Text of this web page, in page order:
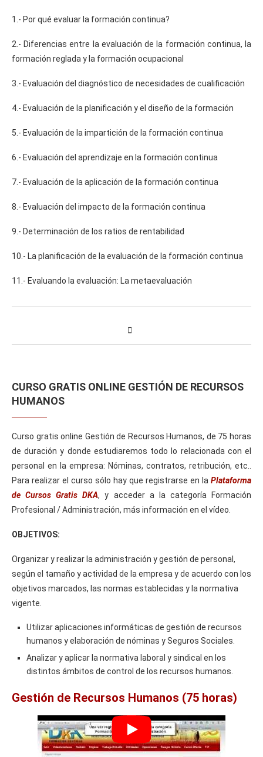
1.- Por qué evaluar la formación continua?
2.- Diferencias entre la evaluación de la formación continua, la
formación reglada y la formación ocupacional
3.- Evaluación del diagnóstico de necesidades de cualificación
4.- Evaluación de la planificación y el diseño de la formación
5.- Evaluación de la impartición de la formación continua
6.- Evaluación del aprendizaje en la formación continua
7.- Evaluación de la aplicación de la formación continua
8.- Evaluación del impacto de la formación continua
9.- Determinación de los ratios de rentabilidad
10.- La planificación de la evaluación de la formación continua
11.- Evaluando la evaluación: La metaevaluación
CURSO GRATIS ONLINE GESTIÓN DE RECURSOS
HUMANOS
Curso gratis online Gestión de Recursos Humanos, de 75 horas
de duración y donde estudiaremos todo lo relacionada con el
personal en la empresa: Nóminas, contratos, retribución, etc..
Para realizar el curso sólo hay que registrarse en la Plataforma
de Cursos Gratis DKA, y acceder a la categoría Formación
Profesional / Administración, más información en el vídeo.
OBJETIVOS:
Organizar y realizar la administración y gestión de personal,
según el tamaño y actividad de la empresa y de acuerdo con los
objetivos marcados, las normas establecidas y la normativa
vigente.
Utilizar aplicaciones informáticas de gestión de recursos
humanos y elaboración de nóminas y Seguros Sociales.
Analizar y aplicar la normativa laboral y sindical en los
distintos ámbitos de control de los recursos humanos.
Gestión de Recursos Humanos (75 horas)